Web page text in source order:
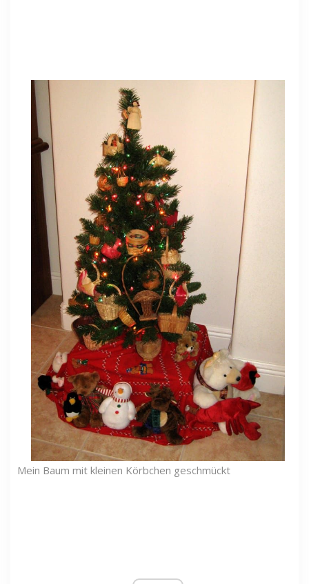
Mein Baum mit kleinen Körbchen geschmückt